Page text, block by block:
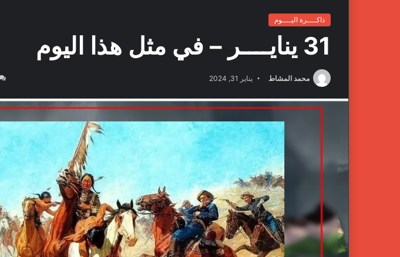
ذاكــــرة اليــــوم
31 ينايــــر – في مثل هذا اليوم
محمد المشاط يناير 31, 2024